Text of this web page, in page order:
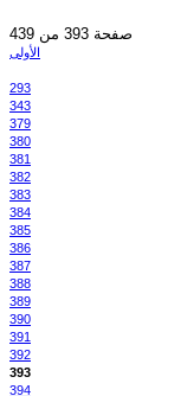
صفحة 393 من 439
الأولى
293
343
379
380
381
382
383
384
385
386
387
388
389
390
391
392
393
394